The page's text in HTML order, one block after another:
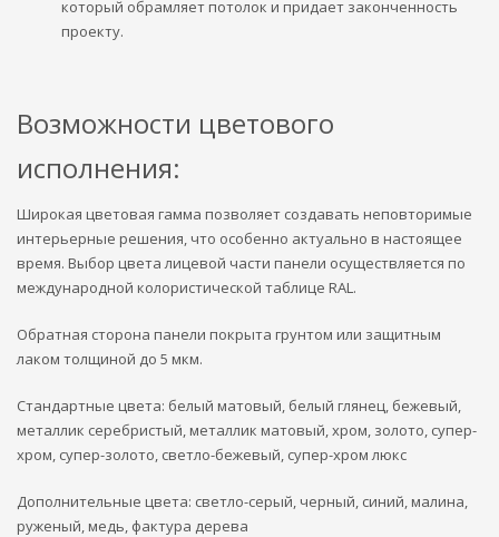
который обрамляет потолок и придает законченность
проекту.
Возможности цветового
исполнения:
Широкая цветовая гамма позволяет создавать неповторимые
интерьерные решения, что особенно актуально в настоящее
время. Выбор цвета лицевой части панели осуществляется по
международной колористической таблице RAL.
Обратная сторона панели покрыта грунтом или защитным
лаком толщиной до 5 мкм.
Стандартные цвета: белый матовый, белый глянец, бежевый,
металлик серебристый, металлик матовый, хром, золото, супер-
хром, супер-золото, светло-бежевый, супер-хром люкс
Дополнительные цвета: светло-серый, черный, синий, малина,
руженый, медь, фактура дерева